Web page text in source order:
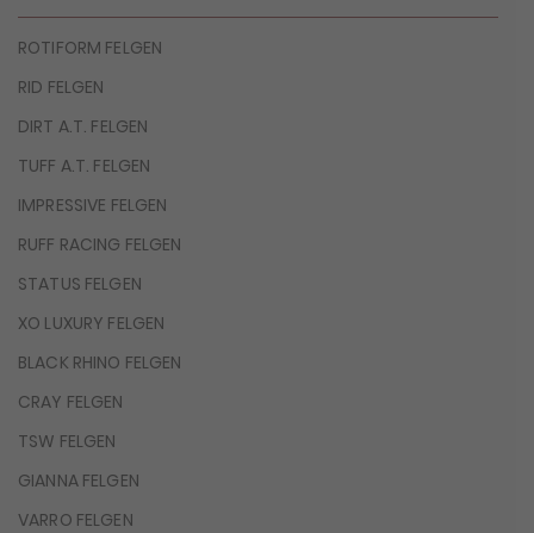
ROTIFORM FELGEN
RID FELGEN
DIRT A.T. FELGEN
TUFF A.T. FELGEN
IMPRESSIVE FELGEN
RUFF RACING FELGEN
STATUS FELGEN
XO LUXURY FELGEN
BLACK RHINO FELGEN
CRAY FELGEN
TSW FELGEN
GIANNA FELGEN
VARRO FELGEN